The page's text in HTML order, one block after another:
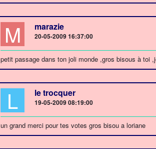
M marazie
20-05-2009 16:37:00
petit passage dans ton joli monde ,gros bisous à toi
L le trocquer
19-05-2009 08:19:00
un grand merci pour tes votes gros bisou a loriane